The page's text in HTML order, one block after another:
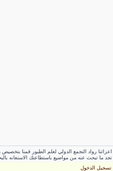
رواد التجمع الدولي لعلم الطيور قمنا
ما تبحث عنه من مواضيع باستطاعتك الاستعانه
تسجيل الدخول